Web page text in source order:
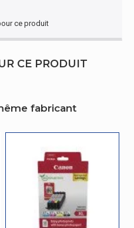
ce produit
CE PRODUIT
fabricant